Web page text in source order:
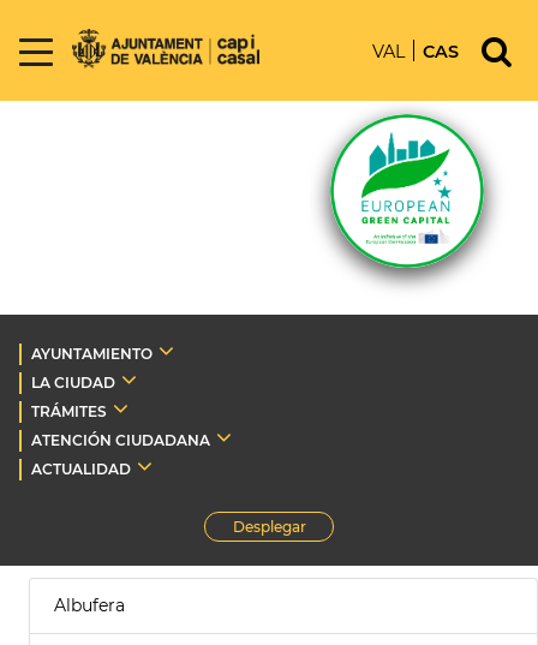
VAL CAS
AYUNTAMIENTO
LA CIUDAD
TRÁMITES
ATENCIÓN CIUDADANA
ACTUALIDAD
Desplegar
Albufera